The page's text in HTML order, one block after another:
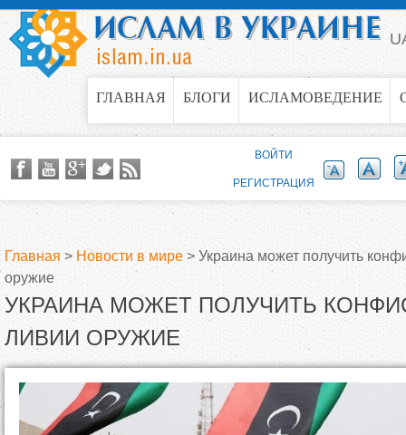
Jump to navigation
ГЛАВНАЯ БЛОГИ ИСЛАМОВЕДЕНИЕ
В
ы
з
Главная > Новости в мире > Украина может получить
оружие
УКРАИНА МОЖЕТ ПОЛУЧИТЬ
ЛИВИИ ОРУЖИЕ
ВОЙТИ
РЕГИСТРАЦИЯ